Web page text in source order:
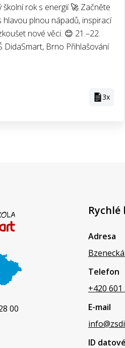
školní rok s energií 🚀 Začněte
hlavou plnou nápadů, inspirací
nové věci. 😊 21.–22.
DidaSmart, Brno Přihlašování
3x
00
Adresa
Telefon
+420 601
E-mail
ID